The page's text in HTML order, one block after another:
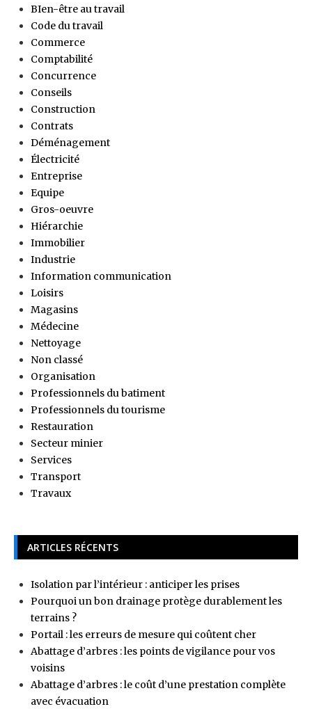
BIen-être au travail
Code du travail
Commerce
Comptabilité
Concurrence
Conseils
Construction
Contrats
Déménagement
Électricité
Entreprise
Equipe
Gros-oeuvre
Hiérarchie
Immobilier
Industrie
Information communication
Loisirs
Magasins
Médecine
Nettoyage
Non classé
Organisation
Professionnels du batiment
Professionnels du tourisme
Restauration
Secteur minier
Services
Transport
Travaux
ARTICLES RÉCENTS
Isolation par l’intérieur : anticiper les prises
Pourquoi un bon drainage protège durablement les
terrains ?
Portail : les erreurs de mesure qui coûtent cher
Abattage d’arbres : les points de vigilance pour vos
voisins
Abattage d’arbres : le coût d’une prestation complète
avec évacuation